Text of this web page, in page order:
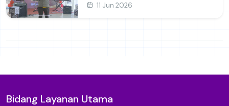
11 Jun 2026
Bidang Layanan Utama